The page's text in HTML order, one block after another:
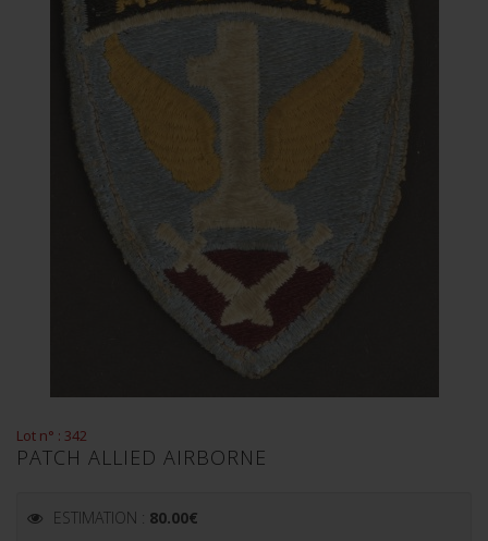
Lot n° : 342
PATCH ALLIED AIRBORNE
ESTIMATION : 80.00€